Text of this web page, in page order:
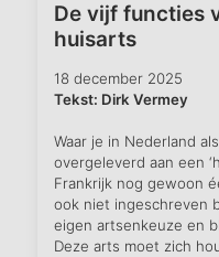
De vijf functies
huisarts
18 december 2025
Tekst: Dirk Vermey
Waar je in Nederland
overgeleverd aan een
Frankrijk nog gewoon
ook niet ingeschreven
eigen artsenkeuze en
Deze arts moet zich